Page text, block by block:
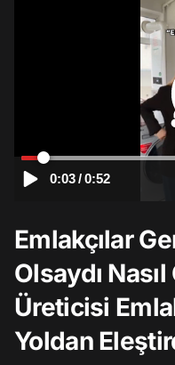
0:03/0:52
Emlakçılar
Olsaydı
Üreticisi
Yoldan